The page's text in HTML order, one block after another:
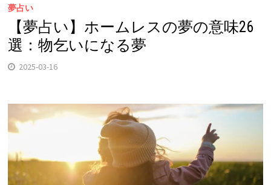
夢占い
【夢占い】ホームレスの夢の意味26
選：物乞いになる夢
2025-03-16